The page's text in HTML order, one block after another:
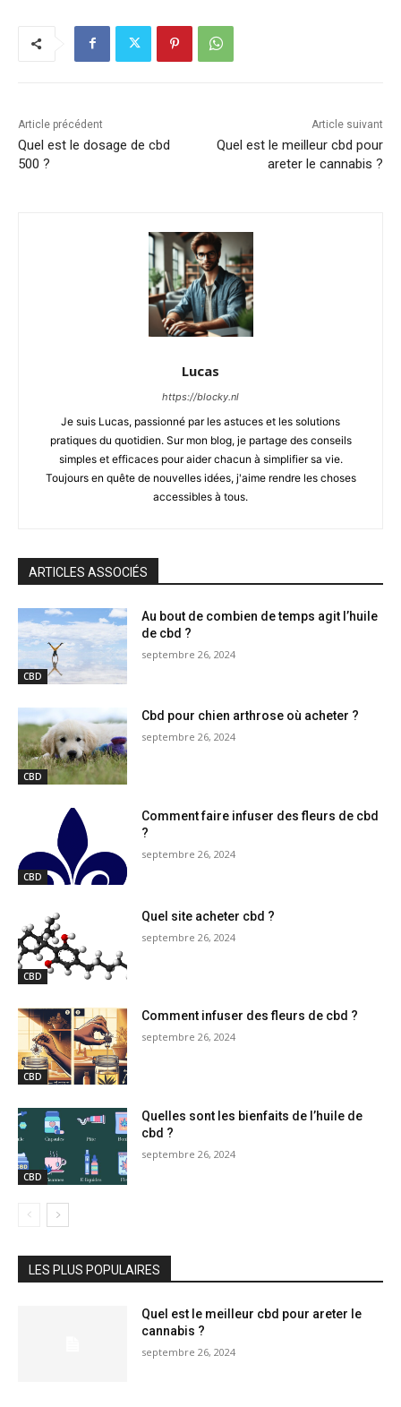
Article précédent
Quel est le dosage de cbd
500 ?
Article suivant
Quel est le meilleur cbd pour
areter le cannabis ?
Lucas
https://blocky.nl
Je suis Lucas, passionné par les astuces et les solutions
pratiques du quotidien. Sur mon blog, je partage des conseils
simples et efficaces pour aider chacun à simplifier sa vie.
Toujours en quête de nouvelles idées, j'aime rendre les choses
accessibles à tous.
ARTICLES ASSOCIÉS
CBD
Au bout de combien de temps agit l’huile
de cbd ?
septembre 26, 2024
CBD
Cbd pour chien arthrose où acheter ?
septembre 26, 2024
CBD
Comment faire infuser des fleurs de cbd
?
septembre 26, 2024
CBD
Quel site acheter cbd ?
septembre 26, 2024
CBD
Comment infuser des fleurs de cbd ?
septembre 26, 2024
CBD
Quelles sont les bienfaits de l’huile de
cbd ?
septembre 26, 2024
LES PLUS POPULAIRES
Quel est le meilleur cbd pour areter le
cannabis ?
septembre 26, 2024